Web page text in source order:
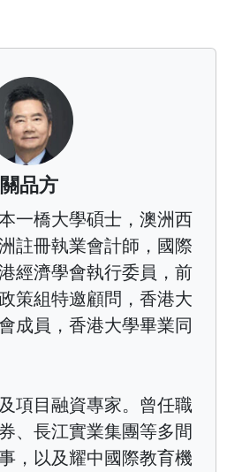
關品方
一橋大學碩士，澳洲西
註冊執業會計師，國際
經濟學會執行委員，前
策組特邀顧問，香港大
成員，香港大學畢業同
項目融資專家。曾任職
、長江實業集團等多間
，以及耀中國際教育機